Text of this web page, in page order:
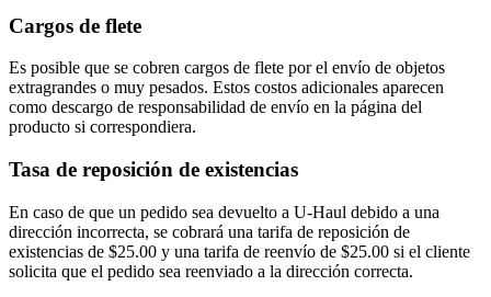
Cargos de flete
Es posible que se cobren cargos de flete por el envío de objetos
extragrandes o muy pesados. Estos costos adicionales aparecen
como descargo de responsabilidad de envío en la página del
producto si correspondiera.
Tasa de reposición de existencias
En caso de que un pedido sea devuelto a U-Haul debido a una
dirección incorrecta, se cobrará una tarifa de reposición de
existencias de $25.00 y una tarifa de reenvío de $25.00 si el cliente
solicita que el pedido sea reenviado a la dirección correcta.